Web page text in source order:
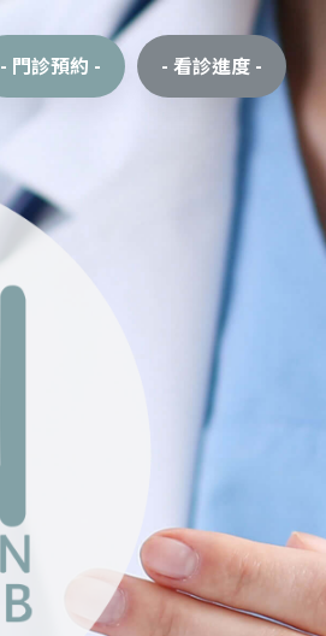
- 門診預約 - - 看診進度 -